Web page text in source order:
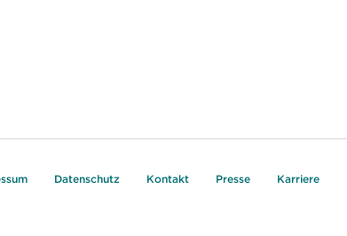
Datenschutz Kontakt Presse Karriere